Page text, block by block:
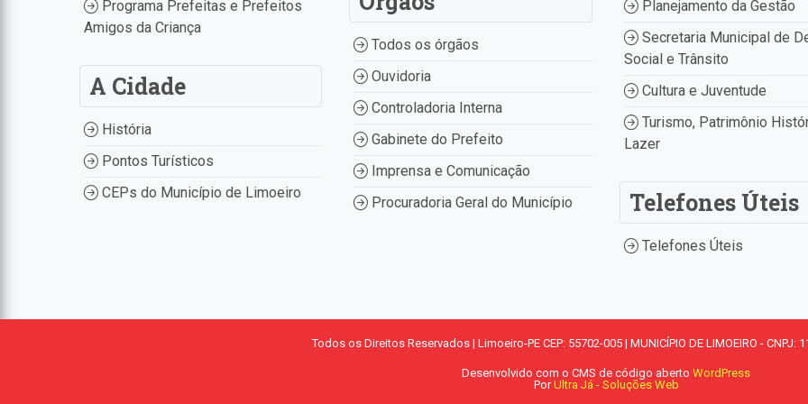
Programa Prefeitas e Prefeitos
Amigos da Criança
A Cidade
História
Pontos Turísticos
CEPs do Município de Limoeiro
Todos os órgãos
Ouvidoria
Controladoria Interna
Gabinete do Prefeito
Imprensa e Comunicação
Procuradoria Geral do Município
Planejamento da Gestão
Secretaria Municipal de
Social e Trânsito
Cultura e Juventude
Turismo, Patrimônio
Lazer
Telefones Úteis
Telefones Úteis
Todos os Direitos Reservados | Limoeiro-PE CEP: 55702-005 | MUNICÍPIO DE LIMOEIRO - CNPJ:
Desenvolvido com o CMS de código aberto WordPress
PorUltra Já - Soluções Web